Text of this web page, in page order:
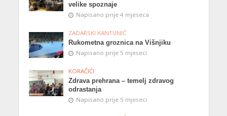
velike spoznaje
Napisano prije 4 mjeseca
ZADARSKI KANTUNIĆ
Rukometna groznica na Višnjiku
Napisano prije 5 mjeseci
KORAČIĆI
Zdrava prehrana – temelj zdravog
odrastanja
Napisano prije 5 mjeseci